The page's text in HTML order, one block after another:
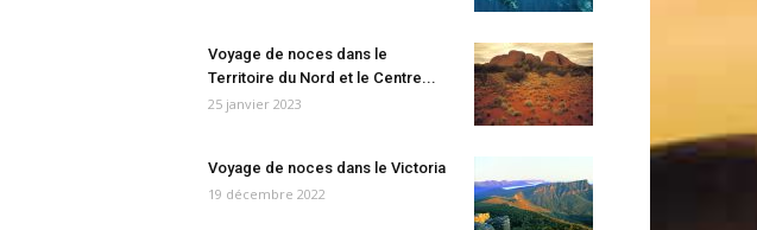
Voyage de noces dans le
Territoire du Nord et le Centre...
25 janvier 2023
Voyage de noces dans le Victoria
19 décembre 2022